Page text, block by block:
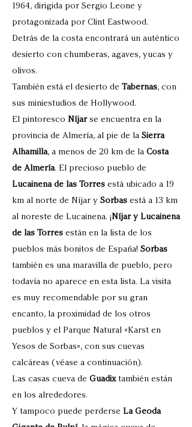
1964, dirigida por Sergio Leone y
protagonizada por Clint Eastwood.
Detrás de la costa encontrará un auténtico
desierto con chumberas, agaves, yucas y
olivos.
También está el desierto de Tabernas, con
sus miniestudios de Hollywood.
El pintoresco Níjarse encuentra en la
provincia de Almería, al pie de la Sierra
Alhamilla, a menos de 20 km de la Costa
de Almería. El precioso pueblo de
Lucainena de las Torres está ubicado a 19
km al norte de Níjar y Sorbas está a 13 km
al noreste de Lucainena. ¡Níjar y Lucainena
de las Torres están en la lista de los
pueblos más bonitos de España! Sorbas
también es una maravilla de pueblo, pero
todavía no aparece en esta lista. La visita
es muy recomendable por su gran
encanto, la proximidad de los otros
pueblos y el Parque Natural «Karst en
Yesos de Sorbas», con sus cuevas
calcáreas (véase a continuación).
Las casas cueva de Guadix también están
en los alrededores.
Y tampoco puede perderse La Geoda